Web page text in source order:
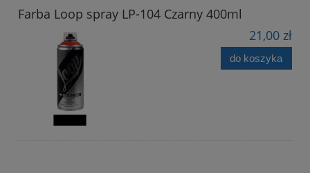
Farba Loop spray LP-104 Czarny 400ml
21,00 zł
do koszyka